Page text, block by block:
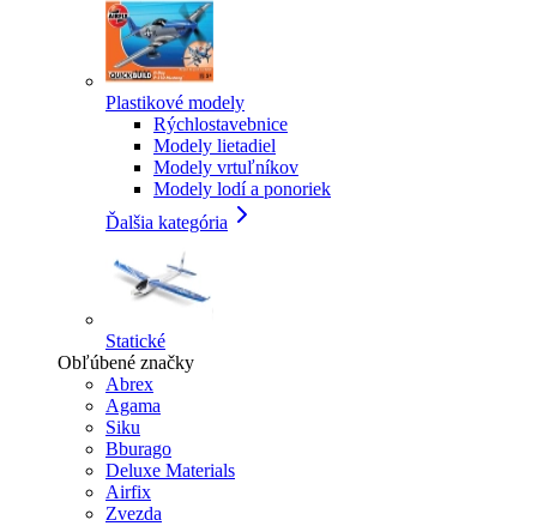
Plastikové modely
Rýchlostavebnice
Modely lietadiel
Modely vrtuľníkov
Modely lodí a ponoriek
Ďalšia kategória
Statické
Obľúbené značky
Abrex
Agama
Siku
Bburago
Deluxe Materials
Airfix
Zvezda